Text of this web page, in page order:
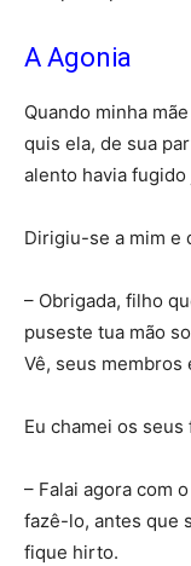
A Agonia
Quando minha
quis ela, de sua
alento havia
Dirigiu-se a mim e
– Obrigada, filho
puseste tua mão
Vê, seus membros
Eu chamei os
– Falai agora com
fazê-lo, antes que
fique hirto.